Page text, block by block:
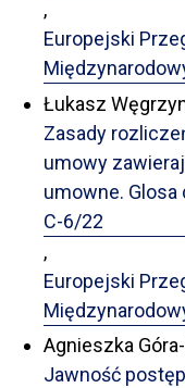
,
Europejski
Łukasz
Zasady
umowy
umowne. Glosa
C-6/22
,
Europejski
Agnieszka
Jawność